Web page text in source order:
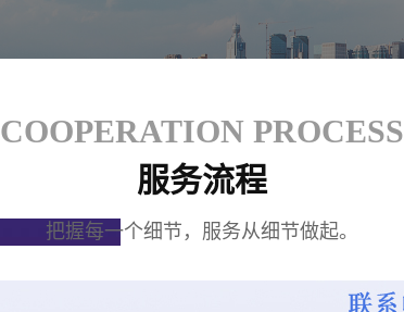
COOPERATION PROCESS
服务流程
把握每一个细节，服务从细节做起。